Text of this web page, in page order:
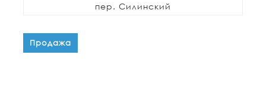
пер. Силинский
Продажа